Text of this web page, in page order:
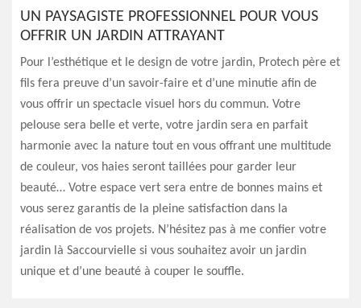
UN PAYSAGISTE PROFESSIONNEL POUR VOUS
OFFRIR UN JARDIN ATTRAYANT
Pour l’esthétique et le design de votre jardin, Protech père et
fils fera preuve d’un savoir-faire et d’une minutie afin de
vous offrir un spectacle visuel hors du commun. Votre
pelouse sera belle et verte, votre jardin sera en parfait
harmonie avec la nature tout en vous offrant une multitude
de couleur, vos haies seront taillées pour garder leur
beauté… Votre espace vert sera entre de bonnes mains et
vous serez garantis de la pleine satisfaction dans la
réalisation de vos projets. N’hésitez pas à me confier votre
jardin là Saccourvielle si vous souhaitez avoir un jardin
unique et d’une beauté à couper le souffle.